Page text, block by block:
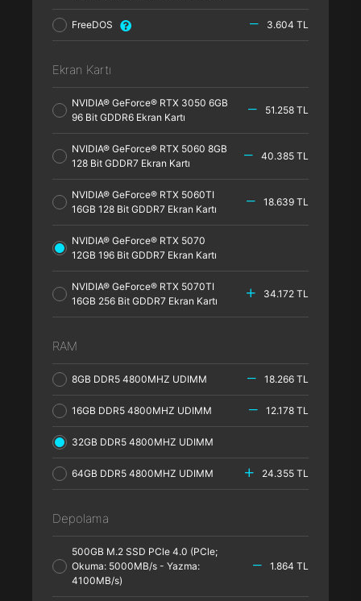
FreeDOS 3.604 TL
Ekran Kartı
NVIDIA® GeForce® RTX 3050 6GB
96 Bit GDDR6 Ekran Kartı
51.258 TL
NVIDIA® GeForce® RTX 5060 8GB
128 Bit GDDR7 Ekran Kartı
40.385 TL
NVIDIA® GeForce® RTX 5060TI
16GB 128 Bit GDDR7 Ekran Kartı
18.639 TL
NVIDIA® GeForce® RTX 5070
12GB 196 Bit GDDR7 Ekran Kartı
NVIDIA® GeForce® RTX 5070TI
16GB 256 Bit GDDR7 Ekran Kartı
34.172 TL
RAM
8GB DDR5 4800MHZ UDIMM 18.266 TL
16GB DDR5 4800MHZ UDIMM 12.178 TL
32GB DDR5 4800MHZ UDIMM
64GB DDR5 4800MHZ UDIMM 24.355 TL
Depolama
500GB M.2 SSD PCle 4.0 (PCle;
Okuma: 5000MB/s - Yazma:
4100MB/s)
1.864 TL